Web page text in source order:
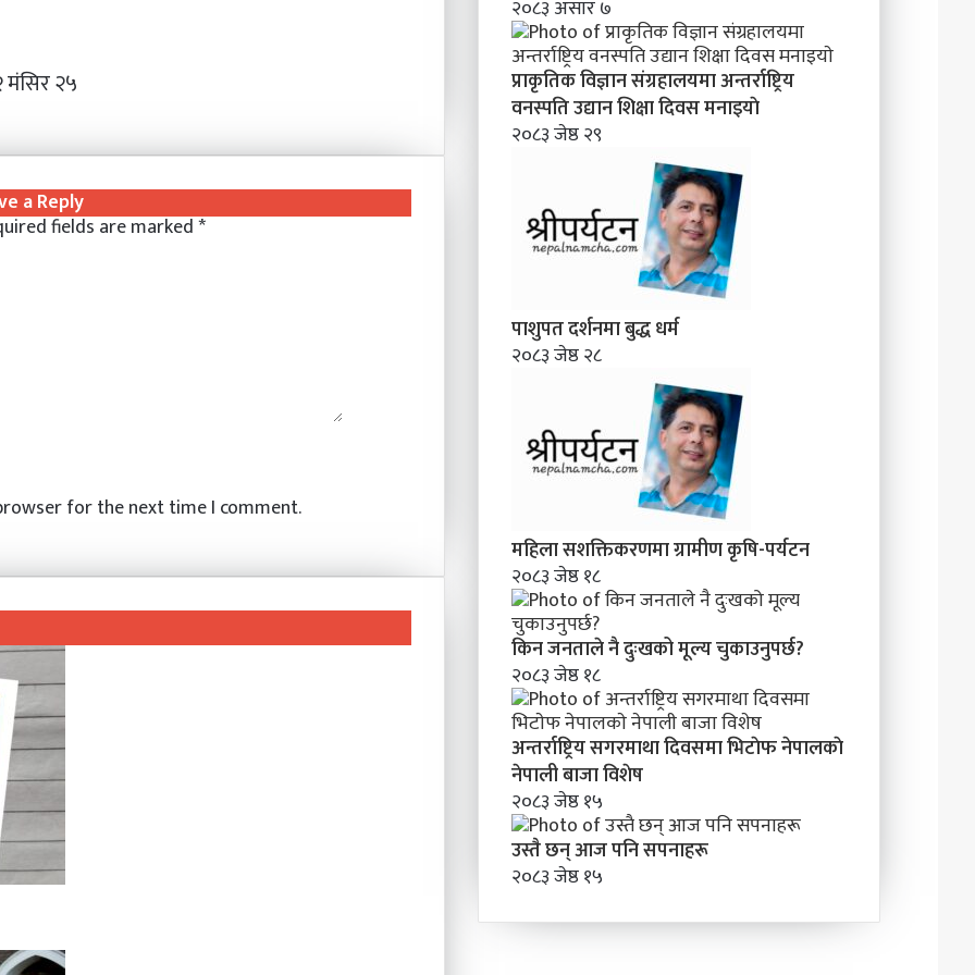
मंसिर २५
a Reply
fields are marked*
for the next time I comment.
२०८३ असार ७
प्राकृतिक विज्ञान संग्रहालयमा अन्तर्राष्ट्रिय
वनस्पति उद्यान शिक्षा दिवस मनाइयाे
२०८३ जेष्ठ २९
पाशुपत दर्शनमा बुद्ध धर्म​
२०८३ जेष्ठ २८
महिला सशक्तिकरणमा ग्रामीण कृषि-पर्यटन
२०८३ जेष्ठ १८
किन जनताले नै दुःखको मूल्य चुकाउनुपर्छ?
२०८३ जेष्ठ १८
अन्तर्राष्ट्रिय सगरमाथा दिवसमा भिटाेफ नेपालकाे
नेपाली बाजा विशेष
२०८३ जेष्ठ १५
उस्तै छन् आज पनि सपनाहरू
२०८३ जेष्ठ १५